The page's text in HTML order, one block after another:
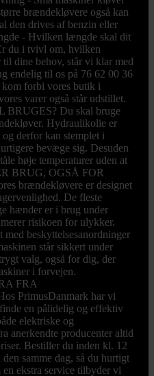
brændekløvere også kan
den drives af benzin eller
- Hvilken længde skal dit
du i tvivl om, hvilken
dine behov, står vi klar med
endelig til os på 76 62 00 36
forbi vores butik i
varer også står udstillet.
Du skal bruge
Hydraulikolie er
derfor kan stemplet i
bevæge sig. Desuden
høje temperaturer uden at
BRUG, OGSÅ FOR
brændekløvere er designet
De fleste
hænder er i brug under
risikoen for ulykker.
med beskyttelsesanordninger
står sikkert under
valg, også for dig, der
i forvejen.
FRA
PrimusDanmark har vi
en pålidelig og effektiv
elektriske og
anerkendte producenter altid
Bestiller du inden kl. 12
samme dag, så du hurtigt
ekstra service tilbyder vi